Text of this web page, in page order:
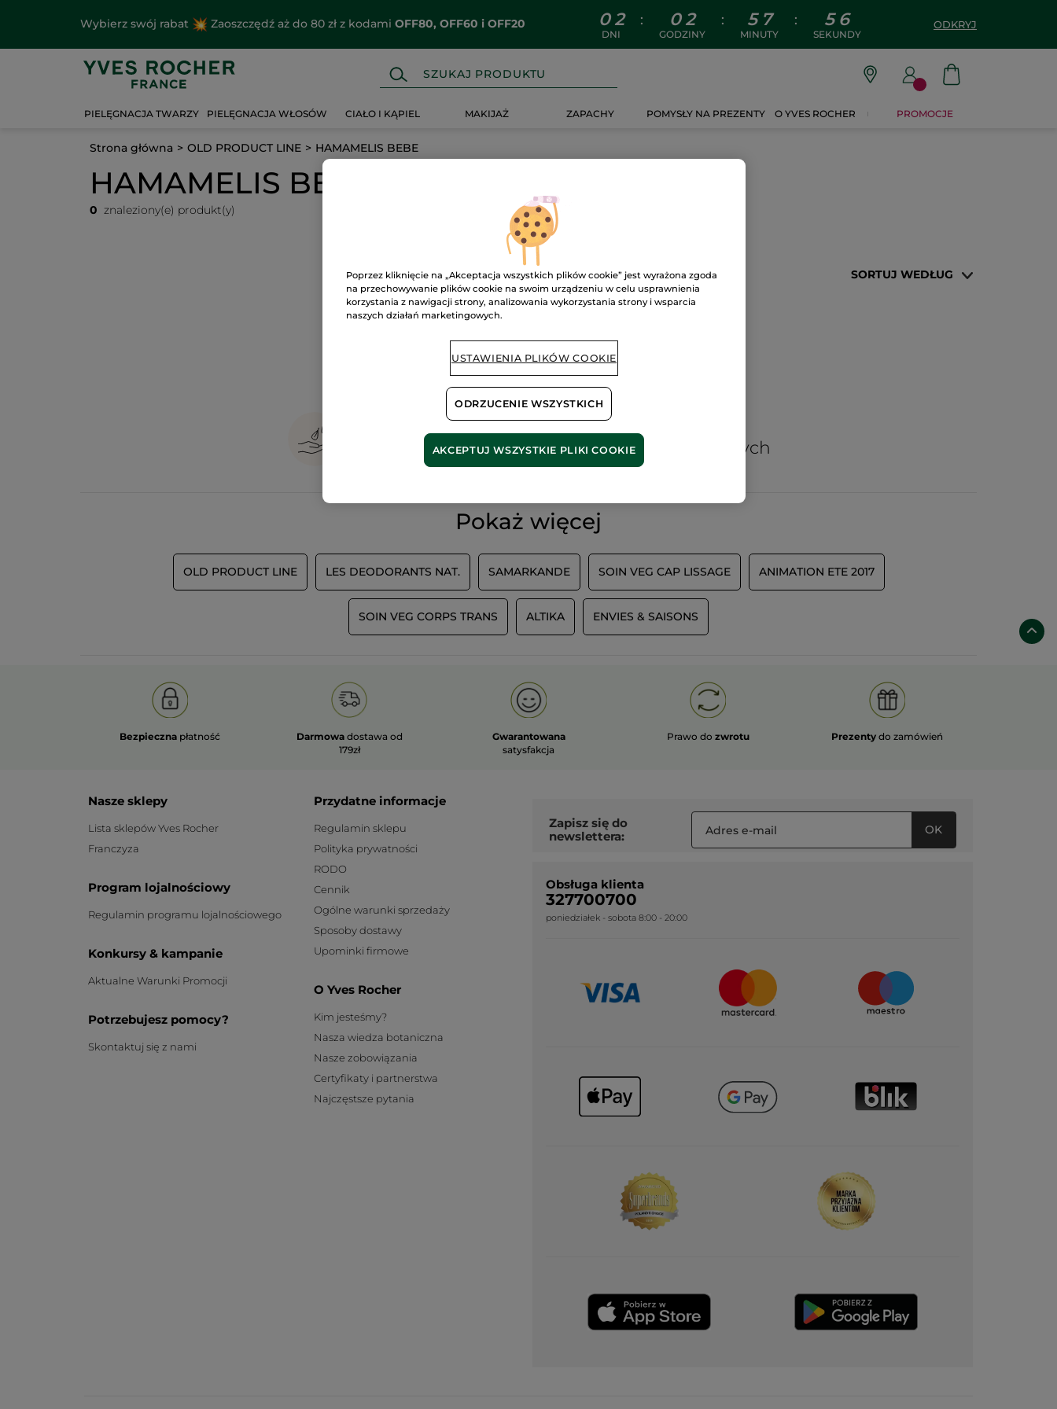
Wybierz swój rabat Zaoszczędź aż do 80 zł z kodami OFF80, OFF60 i OFF20 0 2
DNI
: 0 2
GODZINY
: 5 7
MINUTY
: 5 6
SEKUNDY
ODKRYJ
PIELĘGNACJA TWARZY PIELĘGNACJA WŁOSÓW CIAŁO I KĄPIEL MAKIJAŻ ZAPACHY POMYSŁY NA PREZENTY O YVES ROCHER PROMOCJE
Strona główna OLD PRODUCT LINE HAMAMELIS BEBE
HAMAMELIS BEBE
0 znaleziony(e) produkt(y)
SORTUJ WEDŁUG
ekstrakty
60 hektarów
pól organicznych
Pokaż więcej
OLD PRODUCT LINE LES DEODORANTS NAT. SAMARKANDE SOIN VEG CAP LISSAGE ANIMATION ETE 2017
SOIN VEG CORPS TRANS ALTIKA ENVIES & SAISONS
Bezpieczna płatność Darmowa dostawa od
179zł
Gwarantowana
satysfakcja
Prawo do zwrotu Prezenty do zamówień
Nasze sklepy
Lista sklepów Yves Rocher
Franczyza
Program lojalnościowy
Regulamin programu lojalnościowego
Konkursy & kampanie
Aktualne Warunki Promocji
Potrzebujesz pomocy?
Skontaktuj się z nami
Przydatne informacje
Regulamin sklepu
Polityka prywatności
RODO
Cennik
Ogólne warunki sprzedaży
Sposoby dostawy
Upominki firmowe
O Yves Rocher
Kim jesteśmy?
Nasza wiedza botaniczna
Nasze zobowiązania
Certyfikaty i partnerstwa
Najczęstsze pytania
Zapisz się do
newslettera:
OK
Obsługa klienta
327700700
poniedziałek - sobota 8:00 - 20:00
Poprzez kliknięcie na „Akceptacja wszystkich plików cookie” jest wyrażona zgoda
na przechowywanie plików cookie na swoim urządzeniu w celu usprawnienia
korzystania z nawigacji strony, analizowania wykorzystania strony i wsparcia
naszych działań marketingowych.
USTAWIENIA PLIKÓW COOKIE
ODRZUCENIE WSZYSTKICH
AKCEPTUJ WSZYSTKIE PLIKI COOKIE